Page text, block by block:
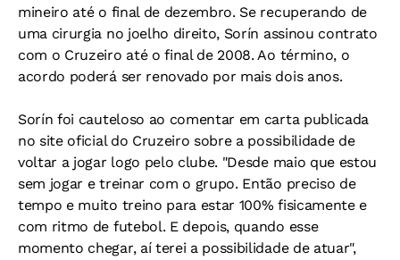
mineiro até o final de dezembro. Se recuperando de
uma cirurgia no joelho direito, Sorín assinou contrato
com o Cruzeiro até o final de 2008. Ao término, o
acordo poderá ser renovado por mais dois anos.
Sorín foi cauteloso ao comentar em carta publicada
no site oficial do Cruzeiro sobre a possibilidade de
voltar a jogar logo pelo clube. "Desde maio que estou
sem jogar e treinar com o grupo. Então preciso de
tempo e muito treino para estar 100% fisicamente e
com ritmo de futebol. E depois, quando esse
momento chegar, aí terei a possibilidade de atuar",